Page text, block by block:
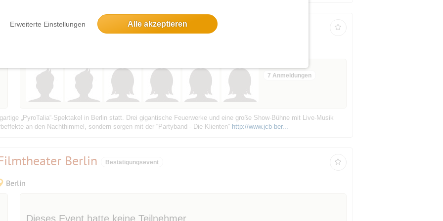
Erweiterte Einstellungen Alle akzeptieren
7 Anmeldungen
„PyroTalia“-Spektakel in Berlin statt. Drei gigantische Feuerwerke und eine große Show-Bühne mit Live-Musik
an den Nachthimmel, sondern sorgen mit der “Partyband - Die Klienten” http://www.jcb-ber...
Berlin Bestätigungsevent
Berlin
Dieses Event hatte keine Teilnehmer